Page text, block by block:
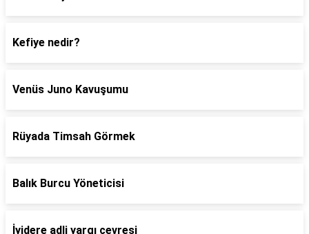
Kefiye nedir?
Venüs Juno Kavuşumu
Rüyada Timsah Görmek
Balık Burcu Yöneticisi
İyidere adli yargı çevresi